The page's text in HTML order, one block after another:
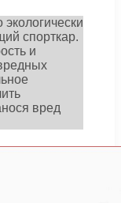
спорткар.
и
вред